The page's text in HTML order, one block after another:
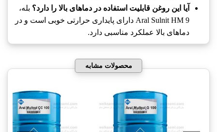
آیا این روغن قابلیت استفاده در دماهای بالا را دارد؟ بله،
Aral Sulnit HM 9 دارای پایداری حرارتی خوبی است و در
دماهای بالا عملکرد مناسبی دارد.
محصولات مشابه